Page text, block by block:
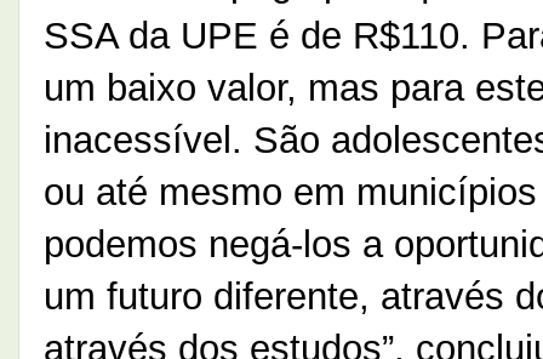
SSA da UPE é de R$110.
um baixo valor, mas para
inacessível. São
ou até mesmo em
podemos negá-los a
um futuro diferente, através
através dos estudos”,